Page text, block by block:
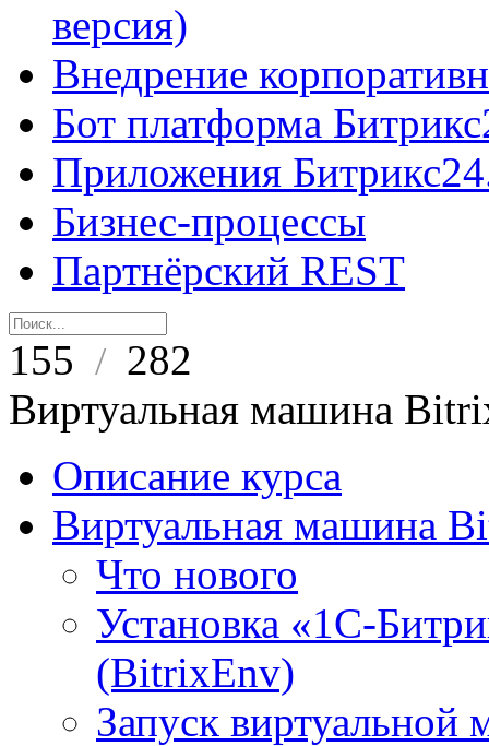
версия)
Внедрение
Бот платформа
Приложения
Бизнес-процессы
Партнёрский REST
155 / 282
Виртуальная машина
Описание курса
Виртуальная машина
Что нового
Установка «1С-
(BitrixEnv)
Запуск